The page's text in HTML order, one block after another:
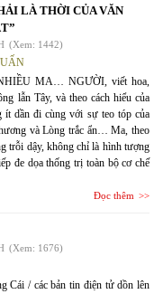
LÀ THỜI CỦA VĂN
(Xem: 1442)
MA… NGƯỜI, viết hoa,
lẫn Tây, và theo cách hiểu của
ít dần đi cùng với sự teo tóp của
và Lòng trắc ẩn… Ma, theo
trỗi dậy, không chỉ là hình tượng
đe dọa thống trị toàn bộ cơ chế
Đọc thêm
(Xem: 1676)
Cái / các bản tin điện tử dồn lên